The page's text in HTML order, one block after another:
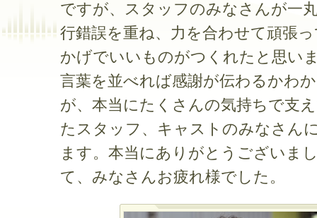
ですが、スタッフのみなさんが一
行錯誤を重ね、力を合わせて頑張
かげでいいものがつくれたと思い
言葉を並べれば感謝が伝わるかわ
が、本当にたくさんの気持ちで支
たスタッフ、キャストのみなさん
ます。本当にありがとうございま
て、みなさんお疲れ様でした。